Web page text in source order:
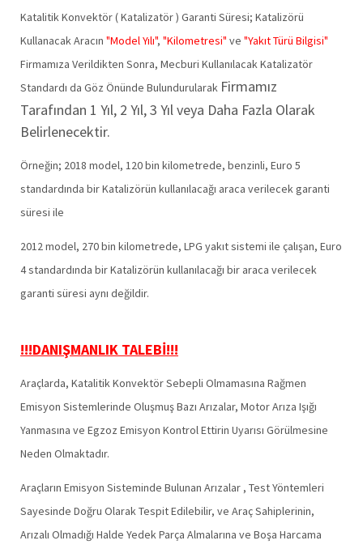
Katalitik Konvektör ( Katalizatör ) Garanti Süresi; Katalizörü
Kullanacak Aracın "Model Yılı", "Kilometresi" ve "Yakıt Türü Bilgisi"
Firmamıza Verildikten Sonra, Mecburi Kullanılacak Katalizatör
Standardı da Göz Önünde Bulundurularak Firmamız
Tarafından 1 Yıl, 2 Yıl, 3 Yıl veya Daha Fazla Olarak
Belirlenecektir.
Örneğin; 2018 model, 120 bin kilometrede, benzinli, Euro 5
standardında bir Katalizörün kullanılacağı araca verilecek garanti
süresi ile
2012 model, 270 bin kilometrede, LPG yakıt sistemi ile çalışan, Euro
4 standardında bir Katalizörün kullanılacağı bir araca verilecek
garanti süresi aynı değildir.
!!!DANIŞMANLIK TALEBİ!!!
Araçlarda, Katalitik Konvektör Sebepli Olmamasına Rağmen
Emisyon Sistemlerinde Oluşmuş Bazı Arızalar, Motor Arıza Işığı
Yanmasına ve Egzoz Emisyon Kontrol Ettirin Uyarısı Görülmesine
Neden Olmaktadır.
Araçların Emisyon Sisteminde Bulunan Arızalar , Test Yöntemleri
Sayesinde Doğru Olarak Tespit Edilebilir, ve Araç Sahiplerinin,
Arızalı Olmadığı Halde Yedek Parça Almalarına ve Boşa Harcama